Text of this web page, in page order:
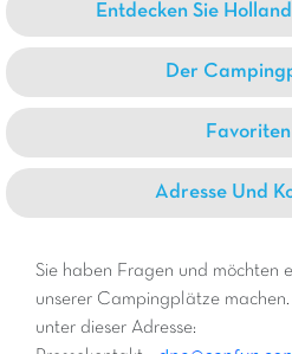
Entdecken Sie
Der
Favoriten
Adresse Und
Sie haben Fragen und möchten
unserer Campingplätze
unter dieser Adresse: